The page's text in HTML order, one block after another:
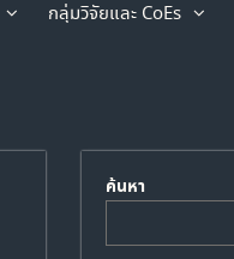
กลุ่มวิจัยและ CoEs
ค้นหา